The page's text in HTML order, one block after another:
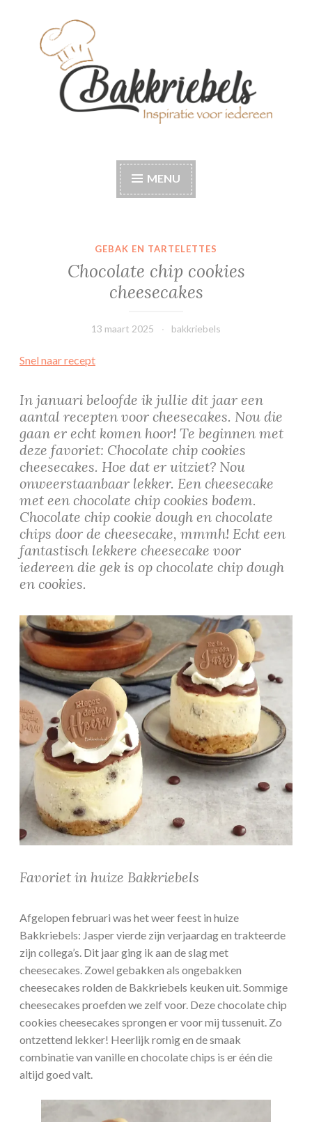
Bakkriebels
MENU
GEBAK EN TARTELETTES
Chocolate chip cookies
cheesecakes
13 maart 2025 bakkriebels
Snel naar recept
In januari beloofde ik jullie dit jaar een
aantal recepten voor cheesecakes. Nou die
gaan er echt komen hoor! Te beginnen met
deze favoriet: Chocolate chip cookies
cheesecakes. Hoe dat er uitziet? Nou
onweerstaanbaar lekker. Een cheesecake
met een chocolate chip cookies bodem.
Chocolate chip cookie dough en chocolate
chips door de cheesecake, mmmh! Echt een
fantastisch lekkere cheesecake voor
iedereen die gek is op chocolate chip dough
en cookies.
Favoriet in huize Bakkriebels
Afgelopen februari was het weer feest in huize
Bakkriebels: Jasper vierde zijn verjaardag en trakteerde
zijn collega’s. Dit jaar ging ik aan de slag met
cheesecakes. Zowel gebakken als ongebakken
cheesecakes rolden de Bakkriebels keuken uit. Sommige
cheesecakes proefden we zelf voor. Deze chocolate chip
cookies cheesecakes sprongen er voor mij tussenuit. Zo
ontzettend lekker! Heerlijk romig en de smaak
combinatie van vanille en chocolate chips is er één die
altijd goed valt.